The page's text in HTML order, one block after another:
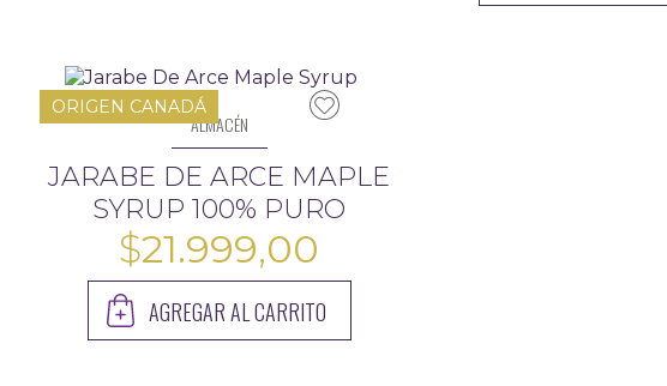
$1.699,00.
ORIGEN CANADÁ
ALMACÉN
JARABE DE ARCE MAPLE
SYRUP 100% PURO
$21.999,00
AGREGAR AL CARRITO